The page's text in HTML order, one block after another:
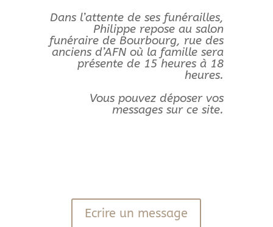
Dans l’attente de ses funérailles,
Philippe repose au salon
funéraire de Bourbourg, rue des
anciens d’AFN où la famille sera
présente de 15 heures à 18
heures.
Vous pouvez déposer vos
messages sur ce site.
Ecrire un message